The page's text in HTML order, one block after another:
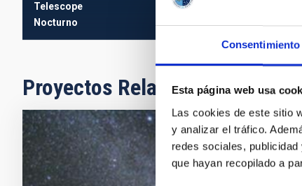
Consentimiento
Esta página web usa
Las cookies de este sitio
y analizar el tráfico.
redes sociales,
que hayan recopilado a
Telescope
Nocturno
Proyectos Relacionados